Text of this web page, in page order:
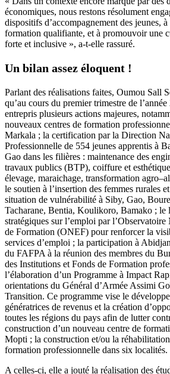
économiques, nous restons résolument
dispositifs d’accompagnement des jeunes,
formation qualifiante, et à promouvoir une
forte et inclusive », a-t-elle rassuré.
Un bilan assez éloquent !
Parlant des réalisations faites, Oumou Sall
qu’au cours du premier trimestre de
entrepris plusieurs actions majeures,
nouveaux centres de formation
Markala ; la certification par la Direction
Professionnelle de 554 jeunes apprentis à
Gao dans les filières : maintenance des
travaux publics (BTP), coiffure et
élevage, maraichage, transformation
le soutien à l’insertion des femmes rurales
situation de vulnérabilité à Siby, Gao,
Tacharane, Bentia, Koulikoro, Bamako ; le
stratégiques sur l’emploi par
de Formation (ONEF) pour renforcer la
services d’emploi ; la participation à
du FAFPA à la réunion des membres du
des Institutions et Fonds de Formation
l’élaboration d’un Programme à Impact
orientations du Général d’Armée Assimi
Transition. Ce programme vise le
génératrices de revenus et la création
toutes les régions du pays afin de lutter
construction d’un nouveau centre de
Mopti ; la construction et/ou la
formation professionnelle dans six localités.
A celles-ci, elle a jouté la réalisation des